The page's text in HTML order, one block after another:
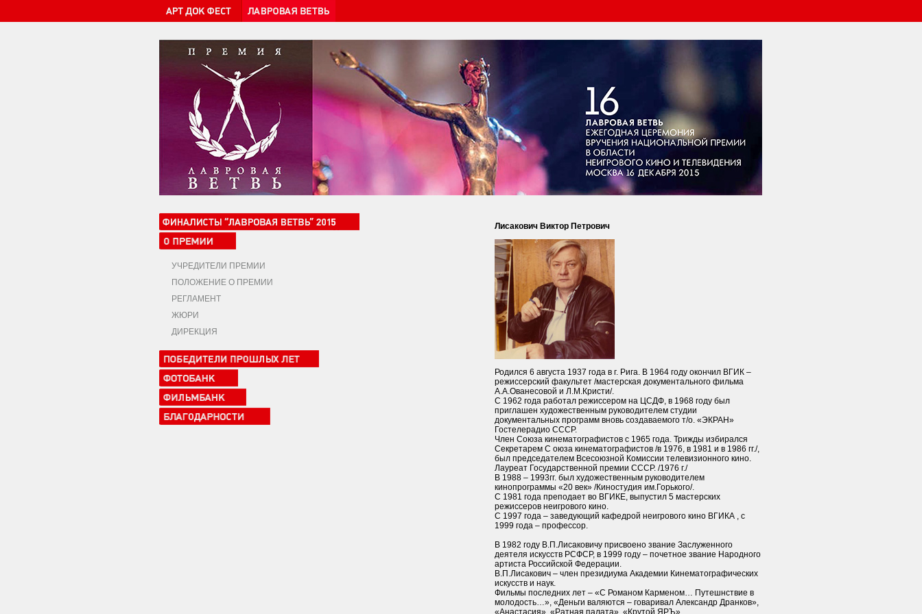
УЧРЕДИТЕЛИ ПРЕМИИ
ПОЛОЖЕНИЕ О ПРЕМИИ
РЕГЛАМЕНТ
ЖЮРИ
ДИРЕКЦИЯ
Лисакович Виктор Петрович
Родился 6 августа 1937 года в г. Рига. В 1964 году окончил ВГИК –
режиссерский факультет /мастерская документального фильма
А.А.Ованесовой и Л.М.Кристи/.
С 1962 года работал режиссером на ЦСДФ, в 1968 году был
приглашен художественным руководителем студии
документальных программ вновь создаваемого т/о. «ЭКРАН»
Гостелерадио СССР.
Член Союза кинематографистов с 1965 года. Трижды избирался
Секретарем С оюза кинематографистов /в 1976, в 1981 и в 1986 гг./,
был председателем Всесоюзной Комиссии телевизионного кино.
Лауреат Государственной премии СССР. /1976 г./
В 1988 – 1993гг. был художественным руководителем
кинопрограммы «20 век» /Киностудия им.Горького/.
С 1981 года преподает во ВГИКЕ, выпустил 5 мастерских
режиссеров неигрового кино.
С 1997 года – заведующий кафедрой неигрового кино ВГИКА , с
1999 года – профессор.
В 1982 году В.П.Лисаковичу присвоено звание Заслуженного
деятеля искусств РСФСР, в 1999 году – почетное звание Народного
артиста Российской Федерации.
В.П.Лисакович – член президиума Академии Кинематографических
искусств и наук.
Фильмы последних лет – «С Романом Карменом… Путешнствие в
молодость…», «Деньги валяются – говаривал Александр Дранков»,
«Анастасия», «Ратная палата», «Крутой ЯРЪ».